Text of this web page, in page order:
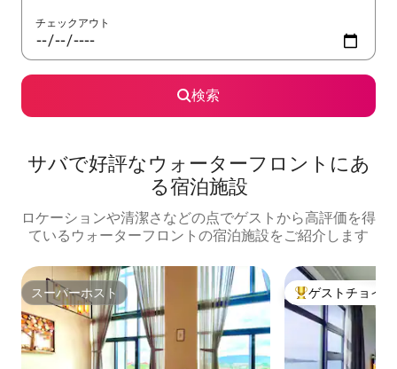
チェックアウト
検索
サバで好評なウォーターフロントにあ
る宿泊施設
ロケーションや清潔さなどの点でゲストから高評価を得
ているウォーターフロントの宿泊施設をご紹介します
スーパーホスト
スーパーホスト 大好評のゲスト
ゲストチョイス